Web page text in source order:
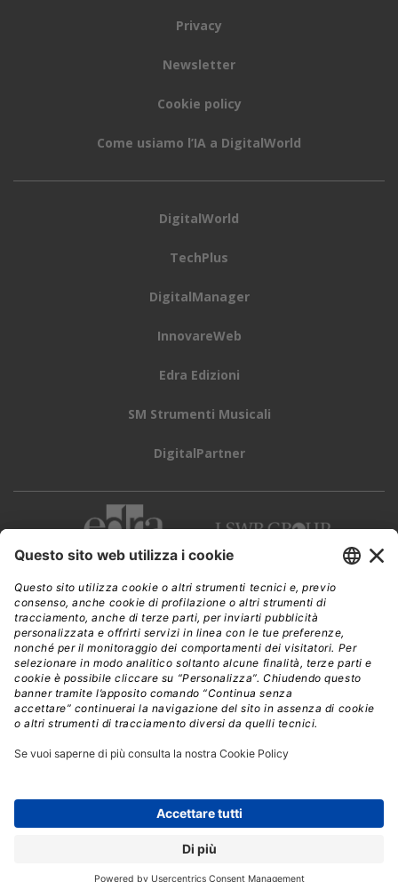
Privacy
Newsletter
Cookie policy
Come usiamo l’IA a DigitalWorld
DigitalWorld
TechPlus
DigitalManager
InnovareWeb
Edra Edizioni
SM Strumenti Musicali
DigitalPartner
CWI è una testata giornalistica diEdra Edizioni s.r.l.
Direzione, amministrazione, redazione, pubblicità
Viale Enrico Forlanini 21 - 20134 Milano
Tel. +39 02 881841
C.F./P IVA 13002100157
www.edraedizioni.it|Privacy
Follow Us